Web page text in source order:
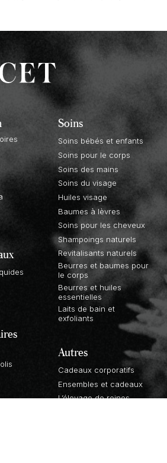
Soins
Soins bébés et enfants
Soins pour le corps
Soins des mains
Soins du visage
Huiles visage
Baumes à lèvres
Soins pour les cheveux
Shampoings naturels
Revitalisants naturels
Beurres et baumes pour
le corps
Beurres et huiles
essentielles
Laits de bain et
exfoliants
Autres
Cadeaux corporatifs
Ensembles et cadeaux
L’élevage de reines